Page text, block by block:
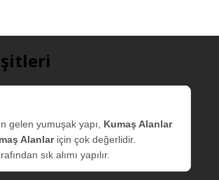
gelen yumuşak yapı, Kumaş Alanlar
Alanlariçin çok değerlidir.
sık alımı yapılır.